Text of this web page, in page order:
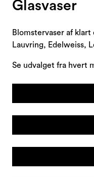
Glasvaser
Blomstervaser af
Lauvring, Edelweiss,
Se udvalget fra hvert
Emballage
Dekoration og binderi
Tilbehør